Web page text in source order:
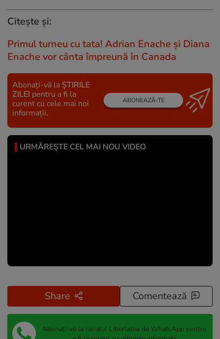
Citește și:
Primul turneu cu tata! Adrian Enache și Diana
Enache vor cânta împreună în Canada
Abonați-vă la ȘTIRILE
ZILEI pentru a fi la
curent cu cele mai noi
informații.
ABONEAZĂ-TE
URMĂREȘTE CEL MAI NOU VIDEO
Share Comentează
Abonați-vă la canalul Libertatea de WhatsApp pentru